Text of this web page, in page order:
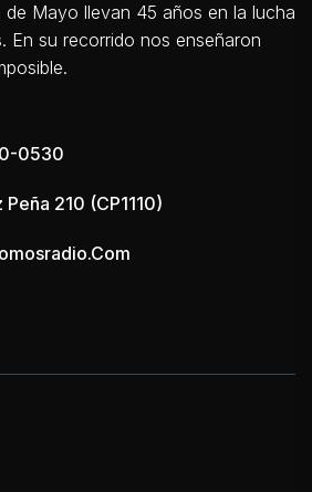
de Mayo llevan 45 años en la lucha
En su recorrido nos enseñaron
0530
210 (CP1110)